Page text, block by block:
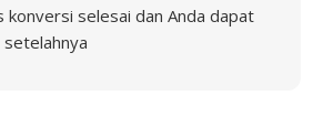
konversi selesai dan Anda dapat